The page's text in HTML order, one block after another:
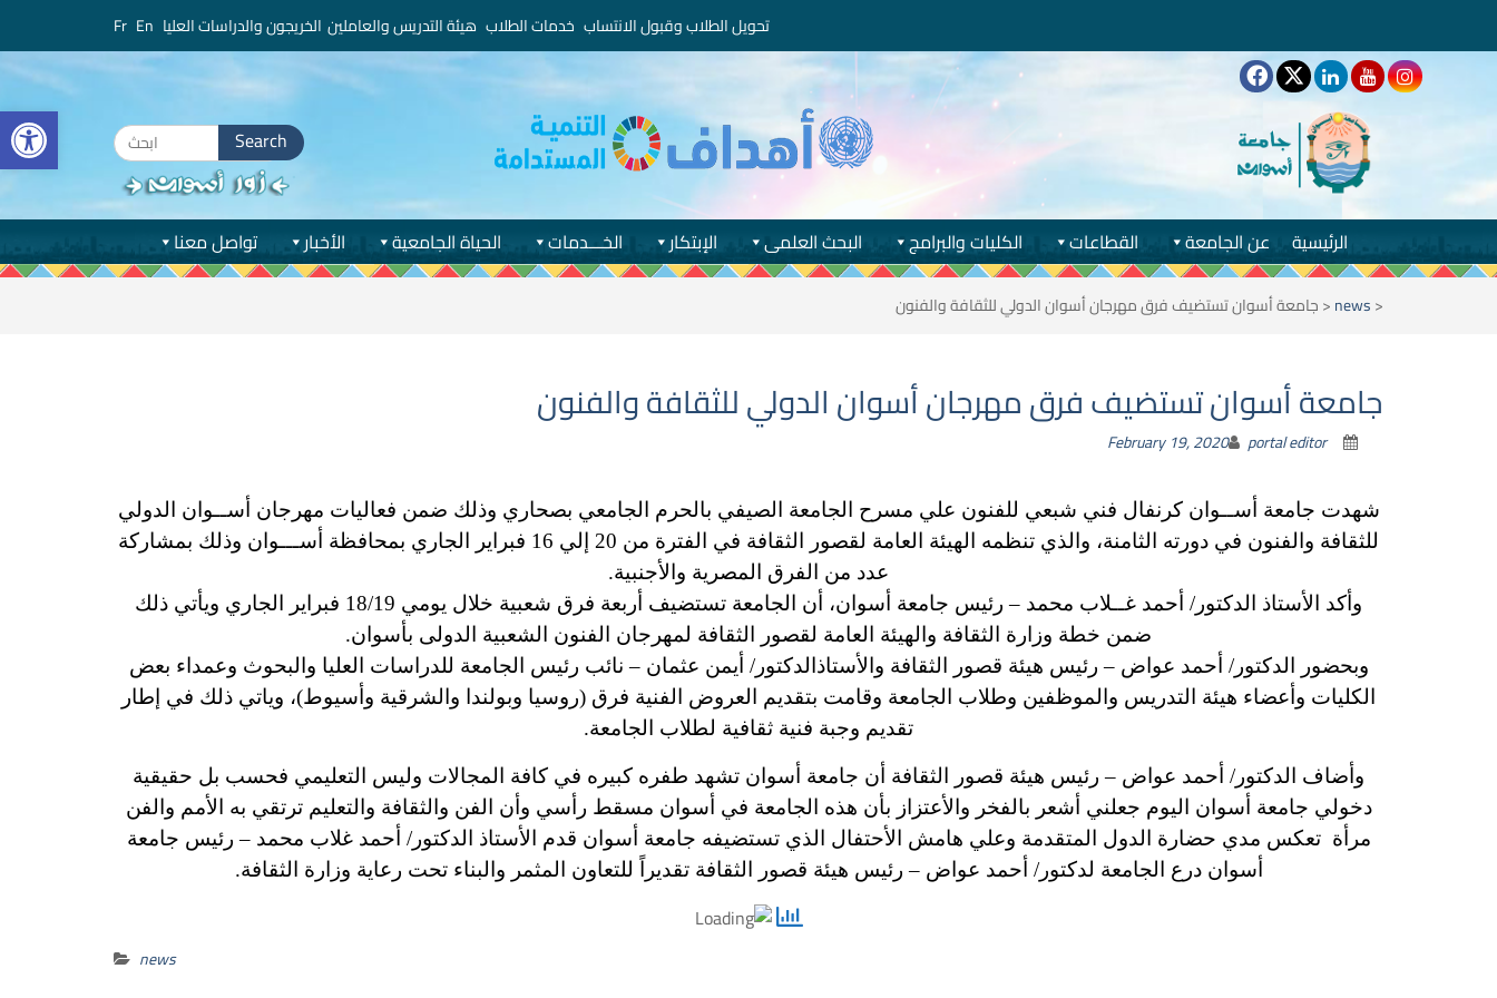
تحويل الطلاب وقبول الانتساب خدمات الطلاب هيئة التدريس والعاملين الخريجون والدراسات العليا
Search
for:
تواصل معنا الأخبار الحياة الجامعية الخـــدمات الإبتكار البحث العلمى الكليات والبرامج القطاعات عن الجامعة الرئيسية
<
news
<جامعة أسوان تستضيف فرق مهرجان أسوان الدولي للثقافة والفنون
جامعة أسوان تستضيف فرق مهرجان أسوان الدولي للثقافة والفنون
February 19, 2020 portal editor
شهدت جامعة أســوان كرنفال فني شبعي للفنون علي مسرح الجامعة الصيفي بالحرم الجامعي بصحاري وذلك ضمن فعاليات مهرجان أســوان الدولي
للثقافة والفنون في دورته الثامنة، والذي تنظمه الهيئة العامة لقصور الثقافة في الفترة من 20 إلي 16 فبراير الجاري بمحافظة أســـوان وذلك بمشاركة
عدد من الفرق المصرية والأجنبية.
وأكد الأستاذ الدكتور/ أحمد غــلاب محمد – رئيس جامعة أسوان، أن الجامعة تستضيف أربعة فرق شعبية خلال يومي 18/19 فبراير الجاري ويأتي ذلك
ضمن خطة وزارة الثقافة والهيئة العامة لقصور الثقافة لمهرجان الفنون الشعبية الدولى بأسوان.
وبحضور الدكتور/ أحمد عواض – رئيس هيئة قصور الثقافة والأستاذالدكتور/ أيمن عثمان– نائب رئيس الجامعة للدراسات العليا والبحوث وعمداء بعض
الكليات وأعضاء هيئة التدريس والموظفين وطلاب الجامعة وقامت بتقديم العروض الفنية فرق (روسيا وبولندا والشرقية وأسيوط)، وياتي ذلك في إطار
تقديم وجبة فنية ثقافية لطلاب الجامعة.
وأضاف الدكتور/ أحمد عواض – رئيس هيئة قصور الثقافة أن جامعة أسوان تشهد طفره كبيره في كافة المجالات وليس التعليمي فحسب بل حقيقية
دخولي جامعة أسوان اليوم جعلني أشعر بالفخر والأعتزاز بأن هذه الجامعة في أسوان مسقط رأسي وأن الفن والثقافة والتعليم ترتقي به الأمم والفن
مرأة تعكس مدي حضارة الدول المتقدمة وعلي هامش الأحتفال الذي تستضيفه جامعة أسوان قدم الأستاذ الدكتور/ أحمد غلاب محمد – رئيس جامعة
أسوان درع الجامعة لدكتور/ أحمد عواض – رئيس هيئة قصور الثقافة تقديراً للتعاون المثمر والبناء تحت رعاية وزارة الثقافة.
news